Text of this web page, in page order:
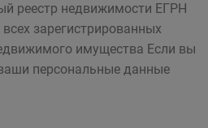
реестр недвижимости ЕГРН
зарегистрированных
имущества Если вы
персональные данные